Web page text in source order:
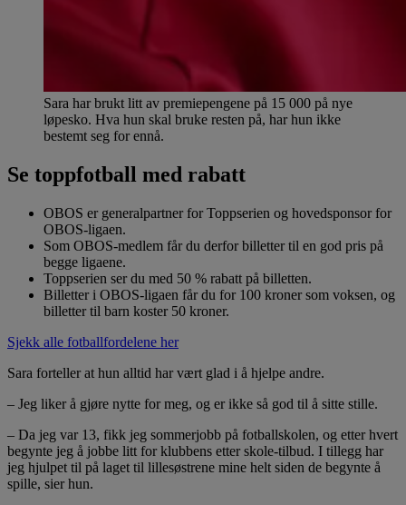
Sara har brukt litt av premiepengene på 15 000 på nye
løpesko. Hva hun skal bruke resten på, har hun ikke
bestemt seg for ennå.
Se toppfotball med rabatt
OBOS er generalpartner for Toppserien og hovedsponsor for
OBOS-ligaen.
Som OBOS-medlem får du derfor billetter til en god pris på
begge ligaene.
Toppserien ser du med 50 % rabatt på billetten.
Billetter i OBOS-ligaen får du for 100 kroner som voksen, og
billetter til barn koster 50 kroner.
Sjekk alle fotballfordelene her
Sara forteller at hun alltid har vært glad i å hjelpe andre.
– Jeg liker å gjøre nytte for meg, og er ikke så god til å sitte stille.
– Da jeg var 13, fikk jeg sommerjobb på fotballskolen, og etter hvert
begynte jeg å jobbe litt for klubbens etter skole-tilbud. I tillegg har
jeg hjulpet til på laget til lillesøstrene mine helt siden de begynte å
spille, sier hun.